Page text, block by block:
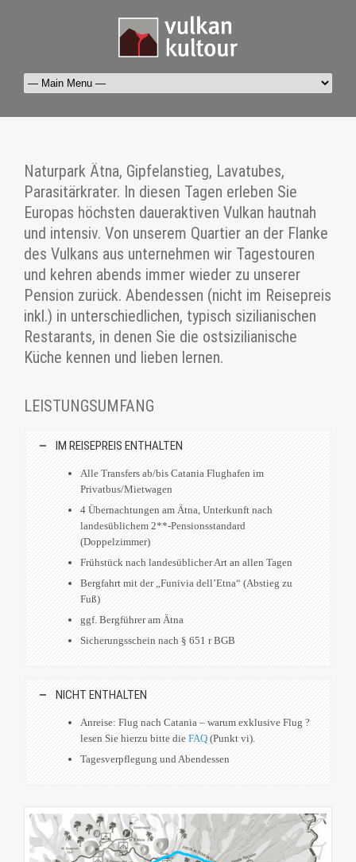
Naturpark Ätna, Gipfelanstieg, Lavatubes,
Parasitärkrater. In diesen Tagen erleben Sie
Europas höchsten daueraktiven Vulkan hautnah
und intensiv. Von unserem Quartier an der Flanke
des Vulkans aus unternehmen wir Tagestouren
und kehren abends immer wieder zu unserer
Pension zurück. Abendessen (nicht im Reisepreis
inkl.) in unterschiedlichen, typisch sizilianischen
Restarants, in denen Sie die ostsizilianische
Küche kennen und lieben lernen.
LEISTUNGSUMFANG
IM REISEPREIS ENTHALTEN
Alle Transfers ab/bis Catania Flughafen im
Privatbus/Mietwagen
4 Übernachtungen am Ätna, Unterkunft nach
landesüblichem 2**-Pensionsstandard
(Doppelzimmer)
Frühstück nach landesüblicher Art an allen Tagen
Bergfahrt mit der „Funivia dell’Etna“ (Abstieg zu
Fuß)
ggf. Bergführer am Ätna
Sicherungsschein nach § 651 r BGB
NICHT ENTHALTEN
Anreise: Flug nach Catania – warum exklusive Flug ?
lesen Sie hierzu bitte die FAQ (Punkt vi).
Tagesverpflegung und Abendessen